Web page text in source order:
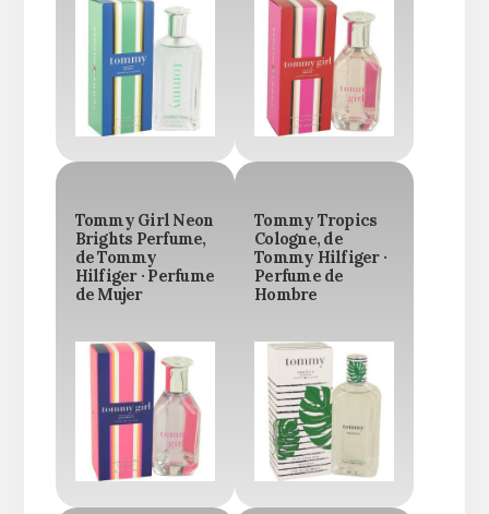
Tommy Girl Neon
Brights Perfume,
de Tommy
Hilfiger · Perfume
de Mujer
Tommy Tropics
Cologne, de
Tommy Hilfiger ·
Perfume de
Hombre